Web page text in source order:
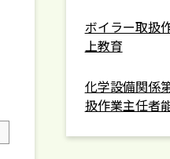
ボイラー取扱
上教育
化学設備関係
扱作業主任者